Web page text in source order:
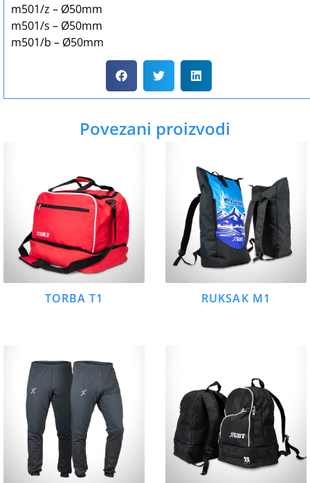
m501/z – Ø50mm
m501/s – Ø50mm
m501/b – Ø50mm
Povezani proizvodi
TORBA T1 RUKSAK M1